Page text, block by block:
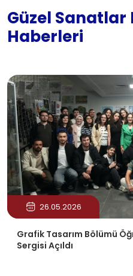
Güzel Sanatlar
Haberleri
26.05.2026
Grafik Tasarım Bölümü
Sergisi Açıldı